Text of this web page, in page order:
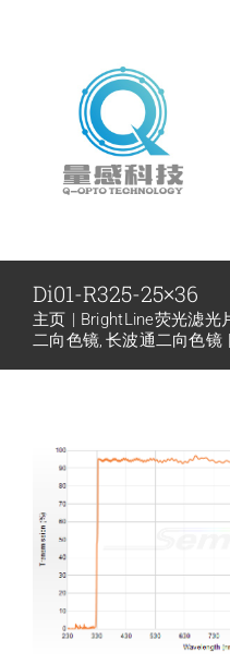
产品中心
代理品牌
下载中心
新闻和活动
关于量感
Di01-R325-25×36
主页 BrightLine荧光滤光
二向色镜 长波通二向色镜